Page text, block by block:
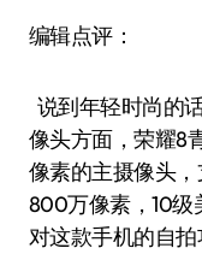
编辑点评：
说到年轻时尚的
像头方面，荣耀8
像素的主摄像头
800万像素，10级
对这款手机的自